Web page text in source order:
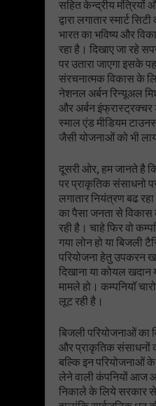
सहित केन्द्रीय मंत्रियों
द्वारा लगातार स्मार्ट
भारत का भविष्य और
रहा है। दिखाए जा रहे
पर उतारा जाएगा इसके
संरचनात्मक विकास के
नेशनल अर्बन रिन्यूअल
और अर्बन
स्माल एंड मीडियम
जैसी योजनाओं को भी
दूसरी ओर, हम जानते है
पर प्राकृतिक संसाधनो
लगातार नियंत्रण बढ
का पैसा जनता से विकास
रही है। चाहे फिर वो
गया लोन हो या बिजली
परियोजना हेतु उपकरन
दिखाना या कोयल
मामले हो। कम्पनियॉ
लूट रही है।
बिजली परियोजनाओं का
और प्राकृतिक संसाधनों
बल्कि इन परियोजनाओं
लेने वाली कंपनियों आज
निकाले के लिये सरकार से